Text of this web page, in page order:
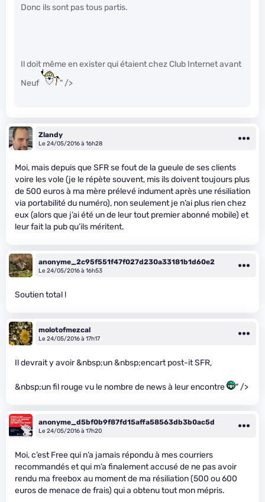
Donc ils sont pas tous partis.
Il doit même en exister qui étaient chez Club Internet avant
Neuf
" />
Zlandy
Le 24/05/2016 à 16h28
Moi, mais depuis que SFR se fout de la gueule de ses clients
voire les vole (je le répète souvent, mis ils doivent toujours plus
de 500 euros à ma mère prélevé indument après une résiliation
via portabilité du numéro), non seulement je n’ai plus rien chez
eux (alors que j’ai été un de leur tout premier abonné mobile) et
leur fait la pub qu’ils méritent.
anonyme_2c95f551f47f027d230a33181b1d60e2
Le 24/05/2016 à 16h53
Soutien total !
molotofmezcal
Le 24/05/2016 à 17h17
Il devrait y avoir &nbsp;un &nbsp;encart post-it SFR,
&nbsp;un fil rouge vu le nombre de news à leur encontre " />
anonyme_d5bf0b9f87fd15affa58563db3b0ac5d
Le 24/05/2016 à 17h20
Moi, c’est Free qui n’a jamais répondu à mes courriers
recommandés et qui m’a finalement accusé de ne pas avoir
rendu ma freebox au moment de ma résiliation (500 ou 600
euros de menace de frais) qui a obtenu tout mon mépris.